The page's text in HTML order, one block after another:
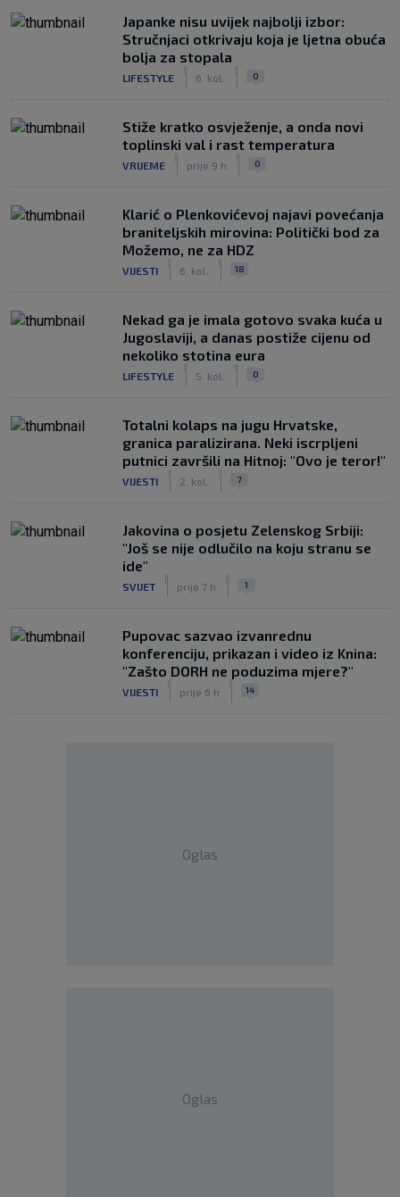
Japanke nisu uvijek najbolji izbor:
Stručnjaci otkrivaju koja je ljetna obuća
bolja za stopala
LIFESTYLE 6. kol. 0
Stiže kratko osvježenje, a onda novi
toplinski val i rast temperatura
VRIJEME prije 9 h 0
Klarić o Plenkovićevoj najavi povećanja
braniteljskih mirovina: Politički bod za
Možemo, ne za HDZ
VIJESTI 6. kol. 18
Nekad ga je imala gotovo svaka kuća u
Jugoslaviji, a danas postiže cijenu od
nekoliko stotina eura
LIFESTYLE 5. kol. 0
Totalni kolaps na jugu Hrvatske,
granica paralizirana. Neki iscrpljeni
putnici završili na Hitnoj: "Ovo je teror!"
VIJESTI 2. kol. 7
Jakovina o posjetu Zelenskog Srbiji:
"Još se nije odlučilo na koju stranu se
ide"
SVIJET prije 7 h 1
Pupovac sazvao izvanrednu
konferenciju, prikazan i video iz Knina:
"Zašto DORH ne poduzima mjere?"
VIJESTI prije 6 h 14
Oglas
Oglas